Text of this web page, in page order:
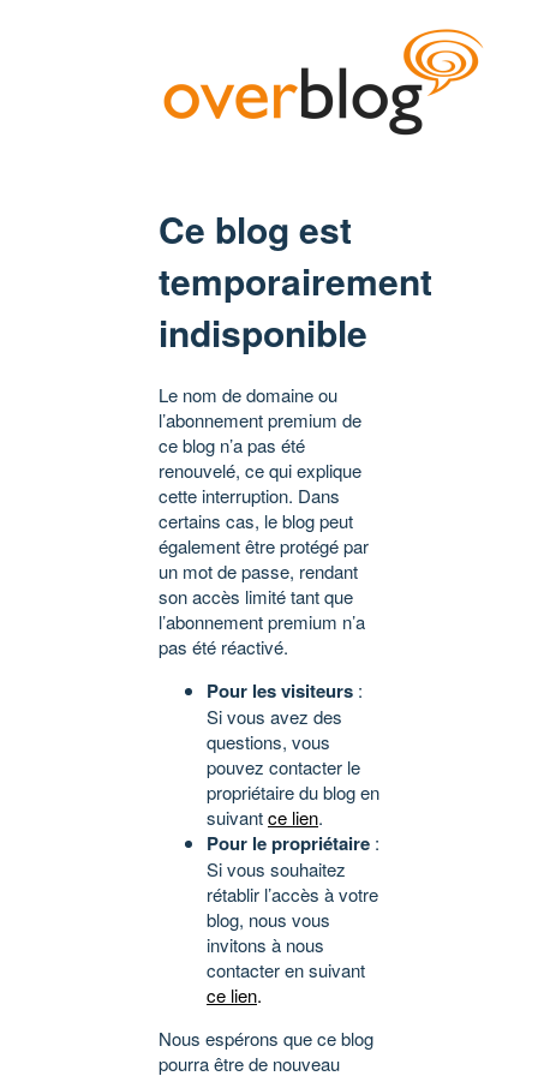
Ce blog est
temporairement
indisponible
Le nom de domaine ou
l’abonnement premium de
ce blog n’a pas été
renouvelé, ce qui explique
cette interruption. Dans
certains cas, le blog peut
également être protégé par
un mot de passe, rendant
son accès limité tant que
l’abonnement premium n’a
pas été réactivé.
Pour les visiteurs :
Si vous avez des
questions, vous
pouvez contacter le
propriétaire du blog en
suivantce lien.
Pour le propriétaire :
Si vous souhaitez
rétablir l’accès à votre
blog, nous vous
invitons à nous
contacter en suivant
ce lien.
Nous espérons que ce blog
pourra être de nouveau